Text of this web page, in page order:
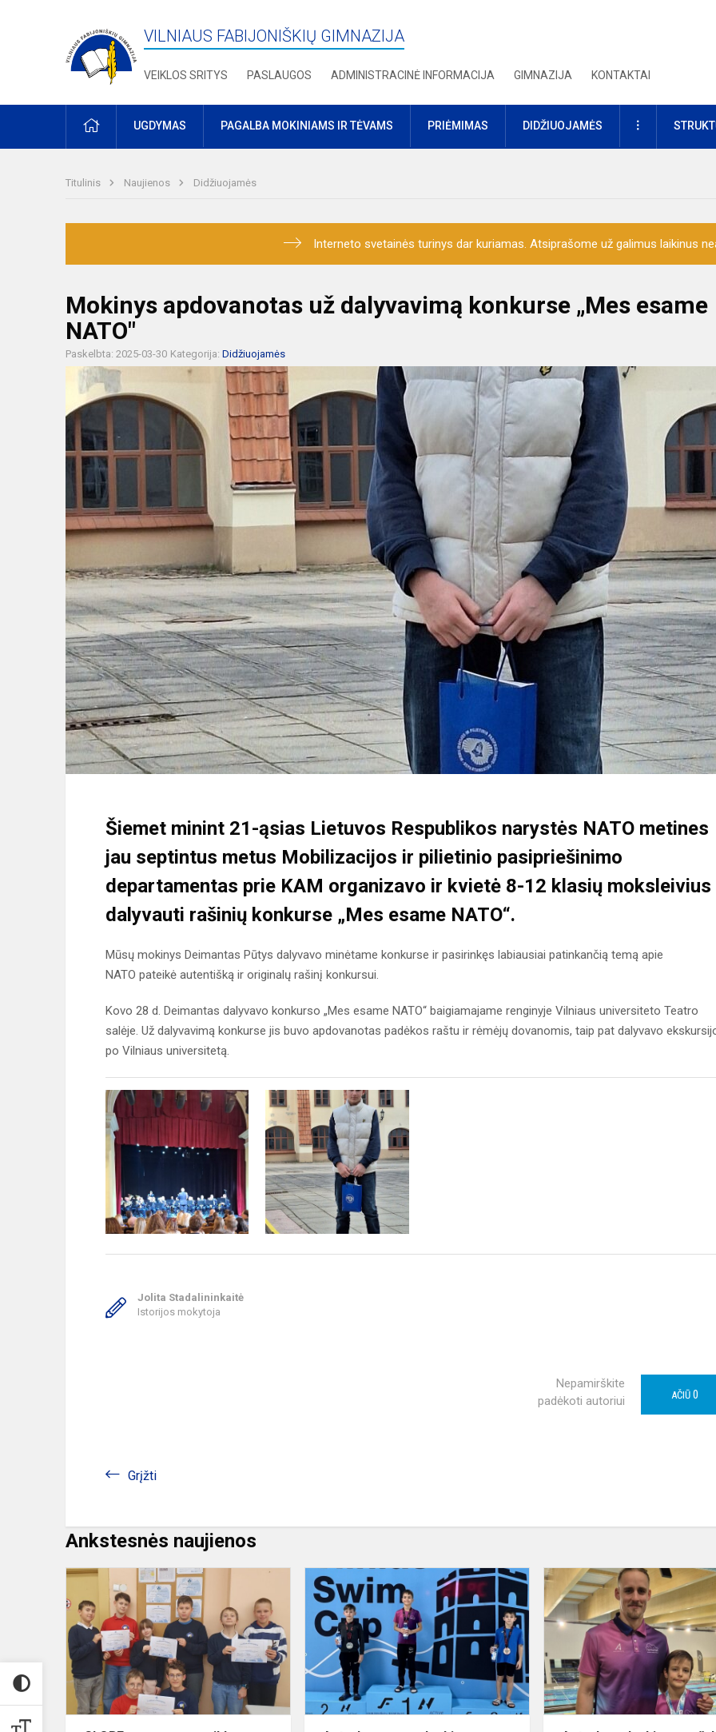
VILNIAUS FABIJONIŠKIŲ GIMNAZIJA
VEIKLOS SRITYS PASLAUGOS ADMINISTRACINĖ INFORMACIJA GIMNAZIJA KONTAKTAI
PRADŽIAUGDYMAS PAGALBA MOKINIAMS IR TĖVAMS PRIĖMIMAS DIDŽIUOJAMĖS DAUGIAU
Titulinis Naujienos Didžiuojamės
Interneto svetainės turinys dar kuriamas. Atsiprašome už galimus laikinus
Mokinys apdovanotas už dalyvavimą konkurse „Mes esame
NATO"
Paskelbta: 2025-03-30 Kategorija: Didžiuojamės
Šiemet minint 21-ąsias Lietuvos Respublikos narystės NATO metines
jau septintus metus Mobilizacijos ir pilietinio pasipriešinimo
departamentas prie KAM organizavo ir kvietė 8-12 klasių moksleivius
dalyvauti rašinių konkurse „Mes esame NATO“.
Mūsų mokinys Deimantas Pūtys dalyvavo minėtame konkurse ir pasirinkęs labiausiai patinkančią temą apie
NATO pateikė autentišką ir originalų rašinį konkursui.
Kovo 28 d. Deimantas dalyvavo konkurso „Mes esame NATO“ baigiamajame renginyje Vilniaus universiteto Teatro
salėje. Už dalyvavimą konkurse jis buvo apdovanotas padėkos raštu ir rėmėjų dovanomis, taip pat dalyvavo
po Vilniaus universitetą.
Jolita Stadalininkaitė
Istorijos mokytoja
Nepamirškite
padėkoti autoriui
AČIŪ 0
Grįžti
Ankstesnės naujienos
GLOBE
programos
veiklos
2024
tarptautinis
įvertinimas
Antrokas
nepralenkiamas
plaukimo
varžybose